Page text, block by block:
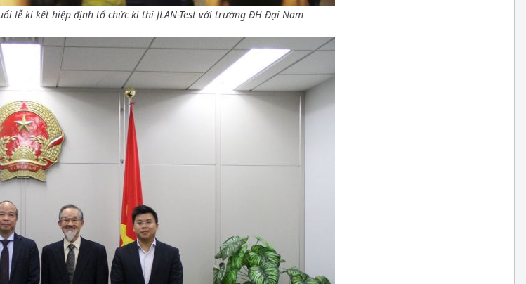
lễ kí kết hiệp định tổ chức kì thi JLAN-Test với trường ĐH Đại Nam